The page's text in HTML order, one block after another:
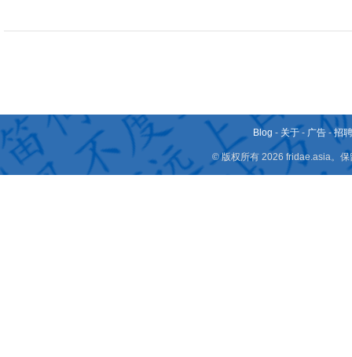
Blog - 关于 - 广告 -招
© 版权所有 2026 fridae.asia。